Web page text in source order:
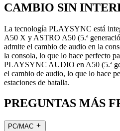
CAMBIO SIN
La tecnología PLAYSYNC está
A50 X y ASTRO A50 (5.ª
admite el cambio de audio en la
la consola, lo que lo hace perfecto
PLAYSYNC AUDIO en A50 (5.ª
el cambio de audio, lo que lo hace
estaciones de batalla.
PREGUNTAS MÁS
PC/MAC